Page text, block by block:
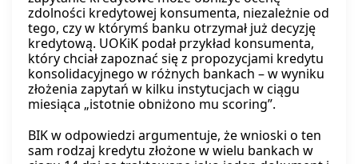
zdolności kredytowej konsumenta, niezależnie od
tego, czy w którymś banku otrzymał już decyzję
kredytową. UOKiK podał przykład konsumenta,
który chciał zapoznać się z propozycjami kredytu
konsolidacyjnego w różnych bankach – w wyniku
złożenia zapytań w kilku instytucjach w ciągu
miesiąca „istotnie obniżono mu scoring”.
BIK w odpowiedzi argumentuje, że wnioski o ten
sam rodzaj kredytu złożone w wielu bankach w